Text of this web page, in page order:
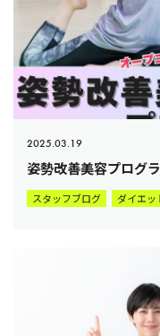
2025.03.19
姿勢改善美容プログ
スタッフブログ ダイエッ